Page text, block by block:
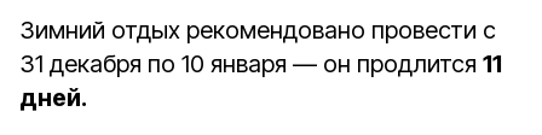
Зимний отдых рекомендовано провести с
31 декабря по 10 января — он продлится 11
дней.